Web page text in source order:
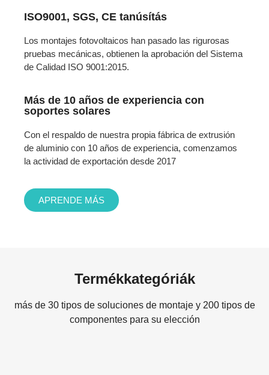
ISO9001, SGS, CE tanúsítás
Los montajes fotovoltaicos han pasado las rigurosas
pruebas mecánicas, obtienen la aprobación del Sistema
de Calidad ISO 9001:2015.
Más de 10 años de experiencia con
soportes solares
Con el respaldo de nuestra propia fábrica de extrusión
de aluminio con 10 años de experiencia, comenzamos
la actividad de exportación desde 2017
APRENDE MÁS
Termékkategóriák
más de 30 tipos de soluciones de montaje y 200 tipos de
componentes para su elección